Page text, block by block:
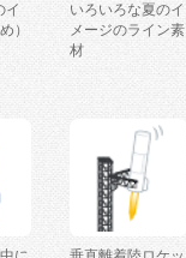
イ
）
いろいろな夏のイ
メージのライン素
材